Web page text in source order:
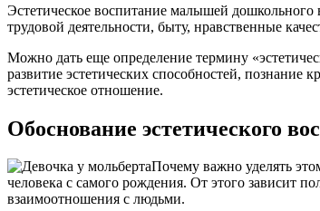
Эстетическое воспитание малышей дошкольного
трудовой деятельности, быту, нравственные
Можно дать еще определение термину
развитие эстетических способностей, познание
эстетическое отношение.
Обоснование эстетического
Почему важно уделять
человека с самого рождения. От этого зависит
взаимоотношения с людьми.